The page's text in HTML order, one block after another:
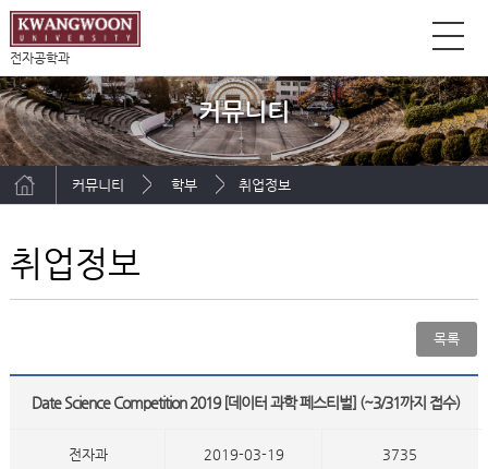
전자공학과
커뮤니티
커뮤니티 학부 취업정보
취업정보
목록
Date Science Competition 2019 [데이터 과학 페스티벌] (~3/31까지 접수)
전자과 2019-03-19 3735